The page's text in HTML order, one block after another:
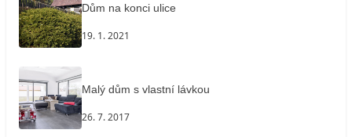
Dům na konci ulice
19. 1. 2021
Malý dům s vlastní lávkou
26. 7. 2017